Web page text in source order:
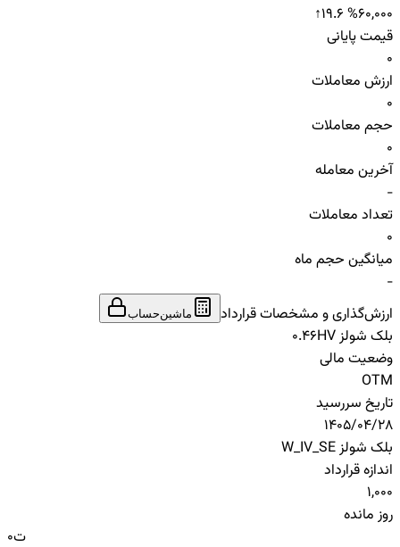
60,000
↑19.6 %
قیمت پایانی
0
ارزش معاملات
0
حجم معاملات
0
آخرین معامله
-
تعداد معاملات
0
میانگین حجم ماه
-
ارزش‌گذاری و مشخصات قرارداد
ماشین‌حساب
بلک شولز HV
0.46
وضعیت مالی
OTM
تاریخ سررسید
1405/04/28
بلک شولز W_IV_SE
اندازه قرارداد
1,000
روز مانده
0ت